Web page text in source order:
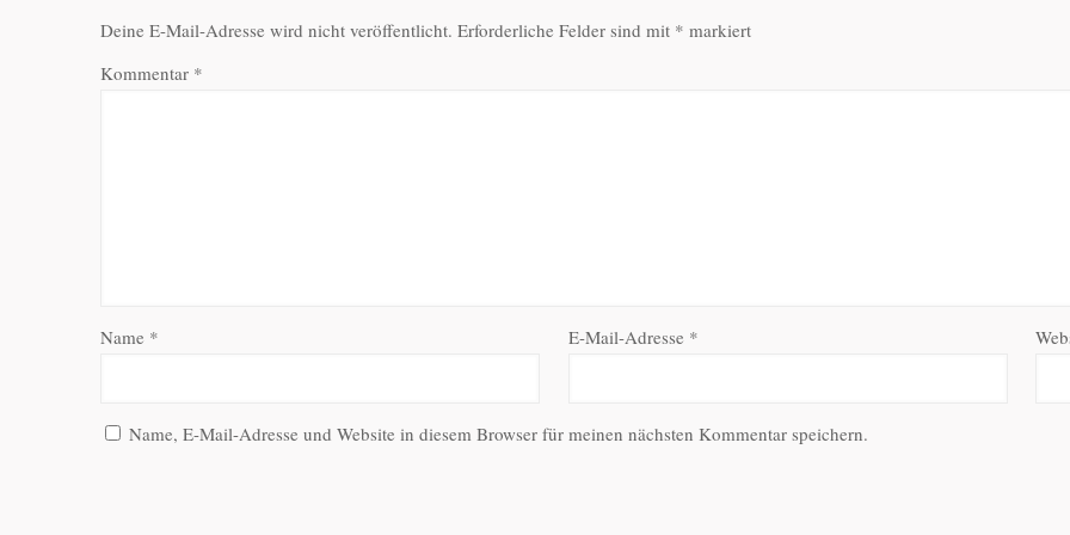
Deine E-Mail-Adresse wird nicht veröffentlicht. Erforderliche Felder sind mit * markiert
Kommentar *
Name * E-Mail-Adresse *
Name, E-Mail-Adresse und Website in diesem Browser für meinen nächsten Kommentar speichern.